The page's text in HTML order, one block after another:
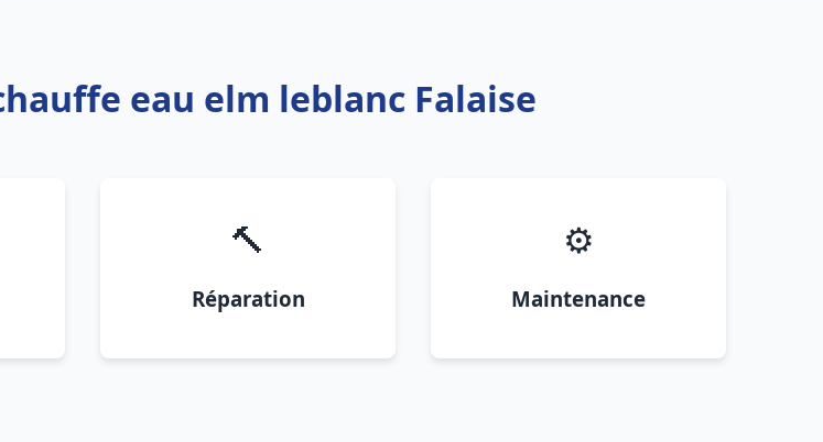
eau elm leblanc Falaise
🔨
Réparation
⚙️
Maintenance